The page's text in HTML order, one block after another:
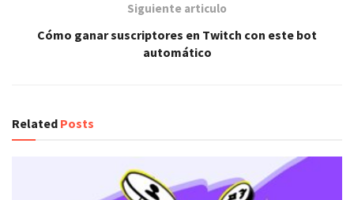
Siguiente articulo
Cómo ganar suscriptores en Twitch con este bot
automático
Related Posts